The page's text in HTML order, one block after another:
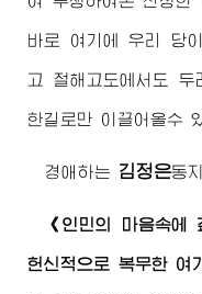
바로 여기에 우리 당
고 절해고도에서도 두
한길로만 이끌어올수
경애하는 김정은동지
《인민의 마음속에
헌신적으로 복무한 여